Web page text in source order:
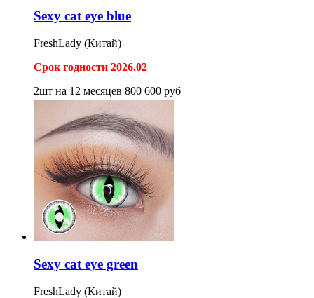
Sexy cat eye blue
FreshLady (Китай)
Срок годности 2026.02
2шт на 12 месяцев 800 600 руб
Купить
Sexy cat eye green
FreshLady (Китай)